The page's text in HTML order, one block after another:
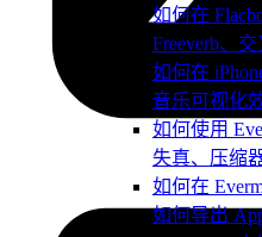
如何在
Freeverb、
如何在
音乐可视化
如何使用
失真、压缩
如何在
如何导出